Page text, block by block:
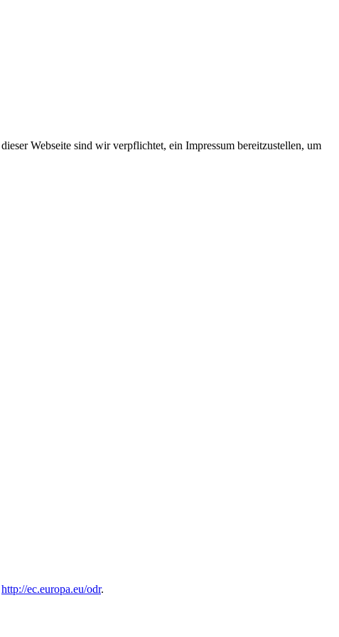
Webseite sind wir verpflichtet, ein Impressum bereitzustellen, um
http://ec.europa.eu/odr.